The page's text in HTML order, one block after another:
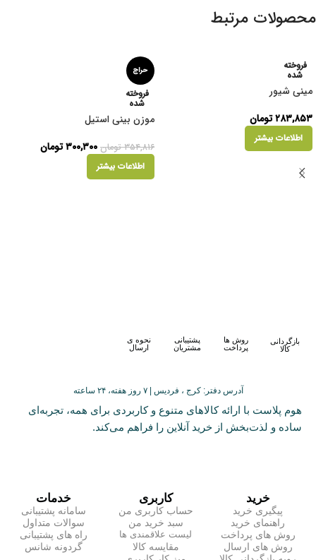
محصولات مرتبط
فروخته
شده
مینی شیور
۲۸۳,۸۵۳تومان
اطلاعات بیشتر
حراج
فروخته
شده
موزن بینی استیل
۳۵۴,۸۱۶ تومان ۳۰۰,۳۰۰تومان
اطلاعات بیشتر
بازگردانی
کالا
روش ها
پرداخت
پشتیبانی
مشتریان
نحوه ی
ارسال
آدرس دفتر: کرج ، فردیس | ۷ روز هفته، ۲۴ ساعته
هوم پلاست با ارائه کالاهای متنوع و کاربردی برای همه، تجربه‌ای
ساده و لذت‌بخش از خرید آنلاین را فراهم می‌کند.
خرید
پیگیری خرید
راهنمای خرید
روش های پرداخت
روش های ارسال
کاربری
حساب کاربری من
سبد خرید من
لیست علاقمندی ها
مقایسه کالا
خدمات
سامانه پشتیبانی
سوالات متداول
راه های پشتیبانی
گردونه شانس